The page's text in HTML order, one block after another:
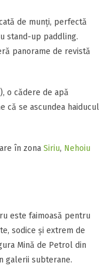
de munți, perfectă
stand-up paddling.
panorame de revistă
o cădere de apă
că se ascundea haiducul
în zona Siriu, Nehoiu
este faimoasă pentru
sodice și extrem de
Mină de Petrol din
galerii subterane.